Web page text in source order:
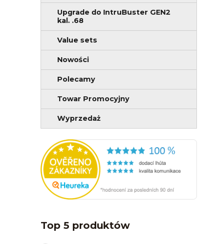
Upgrade do IntruBuster GEN2
kal. .68
Value sets
Nowości
Polecamy
Towar Promocyjny
Wyprzedaż
Top 5 produktów